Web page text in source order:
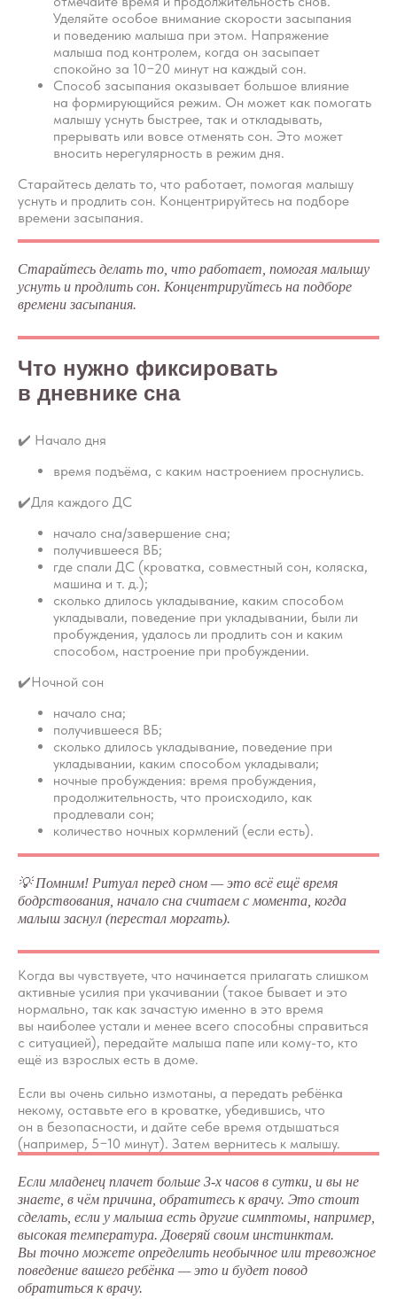
Уделяйте особое внимание скорости засыпания
и поведению малыша при этом. Напряжение
малыша под контролем, когда он засыпает
спокойно за 10−20 минут на каждый сон.
Способ засыпания оказывает большое влияние
на формирующийся режим. Он может как помогать
малышу уснуть быстрее, так и откладывать,
прерывать или вовсе отменять сон. Это может
вносить нерегулярность в режим дня.
Старайтесь делать то, что работает, помогая малышу
уснуть и продлить сон. Концентрируйтесь на подборе
времени засыпания.
Старайтесь делать то, что работает, помогая малышу
уснуть и продлить сон. Концентрируйтесь на подборе
времени засыпания.
Что нужно фиксировать
в дневнике сна
✔️ Начало дня
время подъёма, с каким настроением проснулись.
✔️Для каждого ДС
начало сна/завершение сна;
получившееся ВБ;
где спали ДС (кроватка, совместный сон, коляска,
машина и т. д.);
сколько длилось укладывание, каким способом
укладывали, поведение при укладывании, были ли
пробуждения, удалось ли продлить сон и каким
способом, настроение при пробуждении.
✔️Ночной сон
начало сна;
получившееся ВБ;
сколько длилось укладывание, поведение при
укладывании, каким способом укладывали;
ночные пробуждения: время пробуждения,
продолжительность, что происходило, как
продлевали сон;
количество ночных кормлений (если есть).
💡 Помним! Ритуал перед сном — это всё ещё время
бодрствования, начало сна считаем с момента, когда
малыш заснул (перестал моргать).
Когда вы чувствуете, что начинается прилагать слишком
активные усилия при укачивании (такое бывает и это
нормально, так как зачастую именно в это время
вы наиболее устали и менее всего способны справиться
с ситуацией), передайте малыша папе или кому-то, кто
ещё из взрослых есть в доме.
Если вы очень сильно измотаны, а передать ребёнка
некому, оставьте его в кроватке, убедившись, что
он в безопасности, и дайте себе время отдышаться
(например, 5−10 минут). Затем вернитесь к малышу.
Если младенец плачет больше 3-х часов в сутки, и вы не
знаете, в чём причина, обратитесь к врачу. Это стоит
сделать, если у малыша есть другие симптомы, например,
высокая температура. Доверяй своим инстинктам.
Вы точно можете определить необычное или тревожное
поведение вашего ребёнка — это и будет повод
обратиться к врачу.
Дневник сна с
инструкциями
Незаменимый помощник, когда